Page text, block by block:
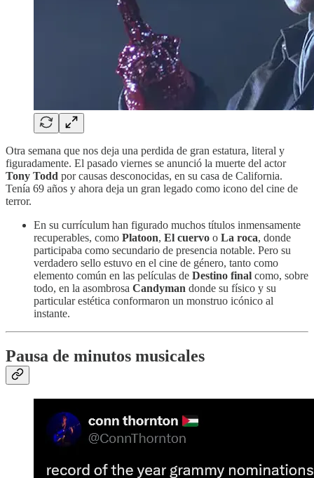
Otra semana que nos deja una perdida de gran estatura, literal y
figuradamente. El pasado viernes se anunció la muerte del actor
Tony Todd por causas desconocidas, en su casa de California.
Tenía 69 años y ahora deja un gran legado como icono del cine de
terror.
En su currículum han figurado muchos títulos inmensamente
recuperables, como Platoon, El cuervo o La roca, donde
participaba como secundario de presencia notable. Pero su
verdadero sello estuvo en el cine de género, tanto como
elemento común en las películas de Destino final como, sobre
todo, en la asombrosa Candyman donde su físico y su
particular estética conformaron un monstruo icónico al
instante.
Pausa de minutos musicales